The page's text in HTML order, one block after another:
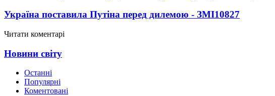
Україна поставила Путіна перед дилемою - ЗМІ10827
Читати коментарі
Новини світу
Останні
Популярні
Коментовані